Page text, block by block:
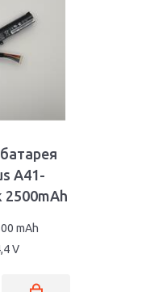
A41-
2500mAh
mAh
V